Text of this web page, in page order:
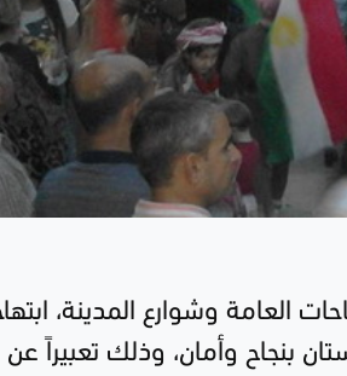
العامة وشوارع المدينة،
بنجاح وأمان، وذلك تعبيراً عن